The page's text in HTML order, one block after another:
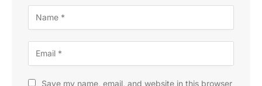
Save my name, email, and website in this browser